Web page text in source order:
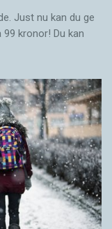
Just nu kan du ge
kronor! Du kan